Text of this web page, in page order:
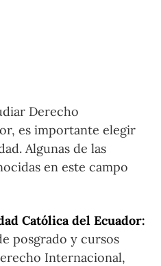
Derecho
es importante elegir
Algunas de las
en este campo
Católica del Ecuador:
posgrado y cursos
Internacional,